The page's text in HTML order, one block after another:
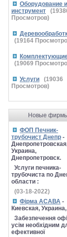
Оборудование и
инструмент
(
Просмотров)
(19164
(19069
Услуги (19036
Просмотров)
Новые
ФОП Печник-
трубочист Днепр -
Украина,
Днепропетровск.
Услуги печника-
трубочиста по
области :
(03-18-2022)
Фірма АСАВА -
Киевская, Украина,
Забезпечення
усім необхідним
ефективної